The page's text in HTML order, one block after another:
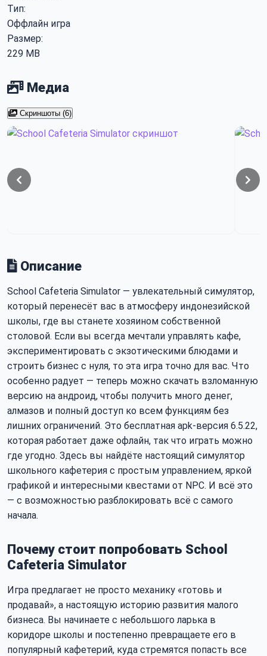
Тип:
Оффлайн игра
Размер:
229 MB
Медиа
Скриншоты (6)
Описание
School Cafeteria Simulator — увлекательный симулятор,
который перенесёт вас в атмосферу индонезийской
школы, где вы станете хозяином собственной
столовой. Если вы всегда мечтали управлять кафе,
экспериментировать с экзотическими блюдами и
строить бизнес с нуля, то эта игра точно для вас. Что
особенно радует — теперь можно скачать взломанную
версию на андроид, чтобы получить много денег,
алмазов и полный доступ ко всем функциям без
лишних ограничений. Это бесплатная apk-версия 6.5.22,
которая работает даже офлайн, так что играть можно
где угодно. Здесь вы найдёте настоящий симулятор
школьного кафетерия с простым управлением, яркой
графикой и интересными квестами от NPC. И всё это
— с возможностью разблокировать всё с самого
начала.
Почему стоит попробовать School
Cafeteria Simulator
Игра предлагает не просто механику «готовь и
продавай», а настоящую историю развития малого
бизнеса. Вы начинаете с небольшого ларька в
коридоре школы и постепенно превращаете его в
популярный кафетерий, куда стремятся попасть все